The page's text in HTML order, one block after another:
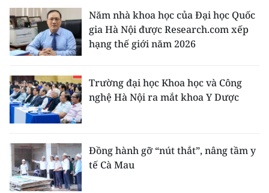
Năm nhà khoa học của Đại học Quốc
gia Hà Nội được Research.com xếp
hạng thế giới năm 2026
Trường đại học Khoa học và Công
nghệ Hà Nội ra mắt khoa Y Dược
Đồng hành gỡ “nút thắt”, nâng tầm y
tế Cà Mau